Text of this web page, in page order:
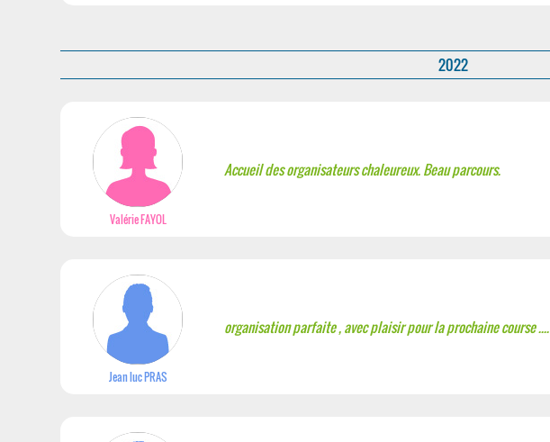
2022
Valérie FAYOL
Accueil des organisateurs chaleureux. Beau parcours.
Jean luc PRAS
organisation parfaite , avec plaisir pour la prochaine course ....